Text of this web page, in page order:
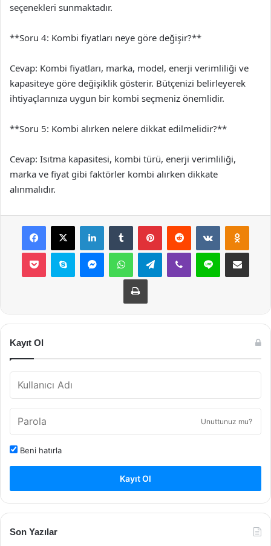
seçenekleri sunmaktadır.
**Soru 4: Kombi fiyatları neye göre değişir?**
Cevap: Kombi fiyatları, marka, model, enerji verimliliği ve
kapasiteye göre değişiklik gösterir. Bütçenizi belirleyerek
ihtiyaçlarınıza uygun bir kombi seçmeniz önemlidir.
**Soru 5: Kombi alırken nelere dikkat edilmelidir?**
Cevap: Isıtma kapasitesi, kombi türü, enerji verimliliği,
marka ve fiyat gibi faktörler kombi alırken dikkate
alınmalıdır.
Facebook
X LinkedInTumblr PinterestReddit VKontakte
Pocket Skype MessengerWhatsAppTelegramViber Line E-Posta ile
Yazdır
Kayıt Ol
Unuttunuz mu?
Beni hatırla
Kayıt Ol
Son Yazılar